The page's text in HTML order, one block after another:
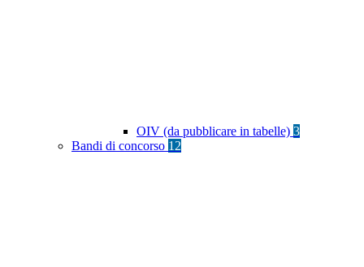
OIV (da pubblicare in tabelle) 3
Bandi di concorso 12